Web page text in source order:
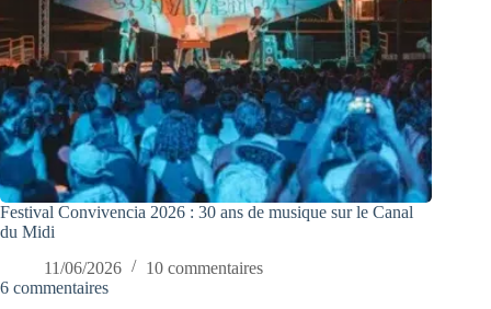
Festival Convivencia 2026 : 30 ans de musique sur le Canal
du Midi
11/06/2026
10 commentaires
6 commentaires